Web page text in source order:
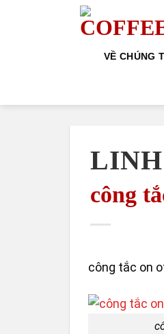
VỀ CHÚNG
công
công tắc on